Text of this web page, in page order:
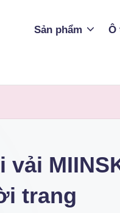
Sản phẩm Ô
vải
trang